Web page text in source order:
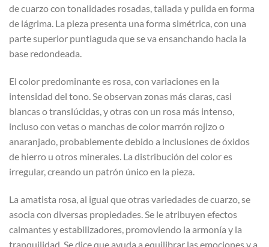
de cuarzo con tonalidades rosadas, tallada y pulida en forma
de lágrima. La pieza presenta una forma simétrica, con una
parte superior puntiaguda que se va ensanchando hacia la
base redondeada.
El color predominante es rosa, con variaciones en la
intensidad del tono. Se observan zonas más claras, casi
blancas o translúcidas, y otras con un rosa más intenso,
incluso con vetas o manchas de color marrón rojizo o
anaranjado, probablemente debido a inclusiones de óxidos
de hierro u otros minerales. La distribución del color es
irregular, creando un patrón único en la pieza.
La amatista rosa, al igual que otras variedades de cuarzo, se
asocia con diversas propiedades. Se le atribuyen efectos
calmantes y estabilizadores, promoviendo la armonía y la
tranquilidad. Se dice que ayuda a equilibrar las emociones y a